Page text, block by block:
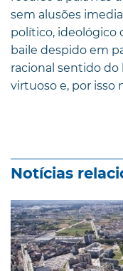
sem alusões
político, ideológico
baile despido em
racional sentido do
virtuoso e, por isso
Notícias